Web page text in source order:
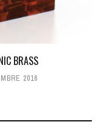
BRASS
2016